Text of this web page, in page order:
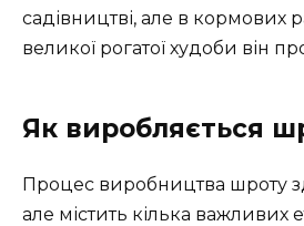
садівництві, але в кормових
великої рогатої худоби він
Як виробляється
Процес виробництва шроту
але містить кілька важливих